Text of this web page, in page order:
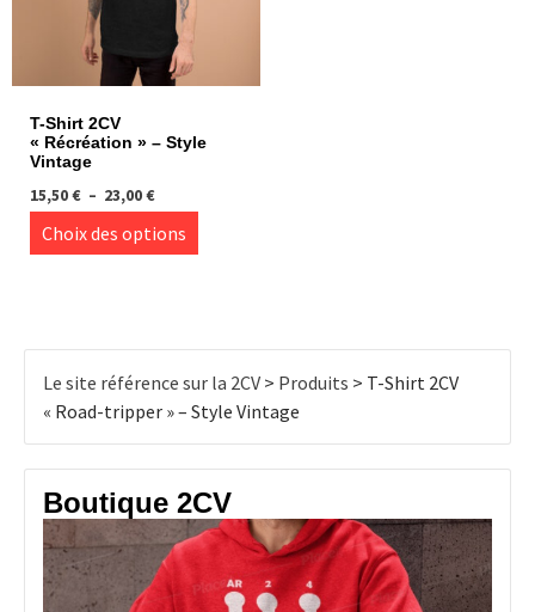
du
T-Shirt 2CV
« Récréation » – Style
Vintage
15,50€ – 23,00€Plage
de
prix :
15,50 €
Choix des options
options
peuvent
sur
la
du
Le site référence sur la 2CV > Produits > T-Shirt 2CV
« Road-tripper » – Style Vintage
Boutique 2CV